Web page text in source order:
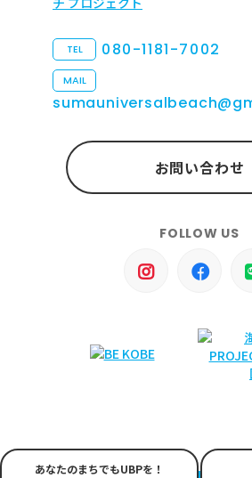
TEL 080-1181-7002
MAIL
お問い合わせ
FOLLOW US
あなたのまちでもUBPを！